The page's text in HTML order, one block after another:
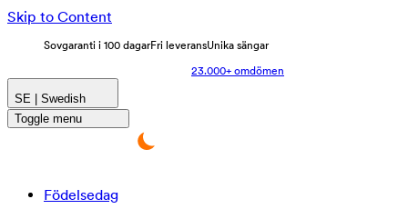
Skip to Content
Sovgaranti i 100 dagarFri leveransUnika sängar
23.000+ omdömen
SE | Swedish
Toggle menu
Födelsedag